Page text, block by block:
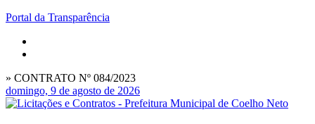
Portal da Transparência
» CONTRATO Nº 084/2023
domingo, 9 de agosto de 2026